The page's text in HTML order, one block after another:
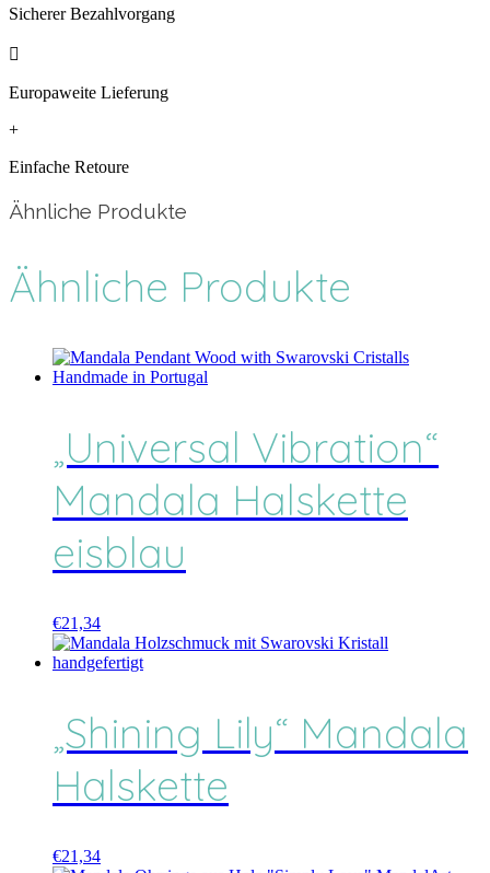
Sicherer Bezahlvorgang

Europaweite Lieferung
+
Einfache Retoure
Ähnliche Produkte
Ähnliche Produkte
„Universal Vibration“
Mandala Halskette
eisblau
€21,34
„Shining Lily“ Mandala
Halskette
€21,34